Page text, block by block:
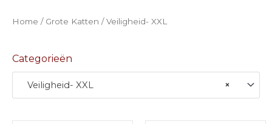
Home / Grote Katten / Veiligheid- XXL
Categorieën
×
Veiligheid- XXL